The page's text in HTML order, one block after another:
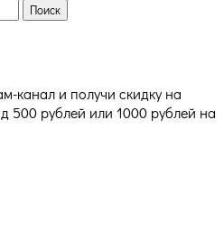
Поиск
канал и получи скидку на
500 рублей или 1000 рублей на